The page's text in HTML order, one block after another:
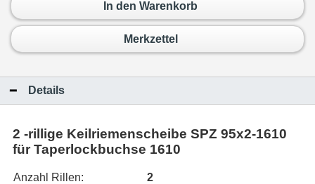
In den Warenkorb
Merkzettel
Details
2 -rillige Keilriemenscheibe SPZ 95x2-1610
für Taperlockbuchse 1610
Anzahl Rillen:
2